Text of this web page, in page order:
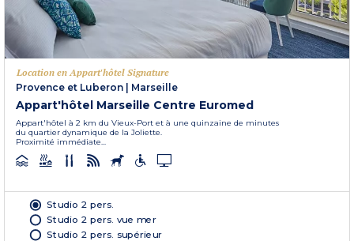
Location en Appart'hôtel Signature
Provence et Luberon
Marseille
Appart'hôtel Marseille Centre Euromed
Appart'hôtel à 2 km du Vieux-Port et à une quinzaine de minutes
du quartier dynamique de la Joliette.
Proximité immédiate...
Studio 2 pers.
Studio 2 pers. vue mer
Studio 2 pers. supérieur